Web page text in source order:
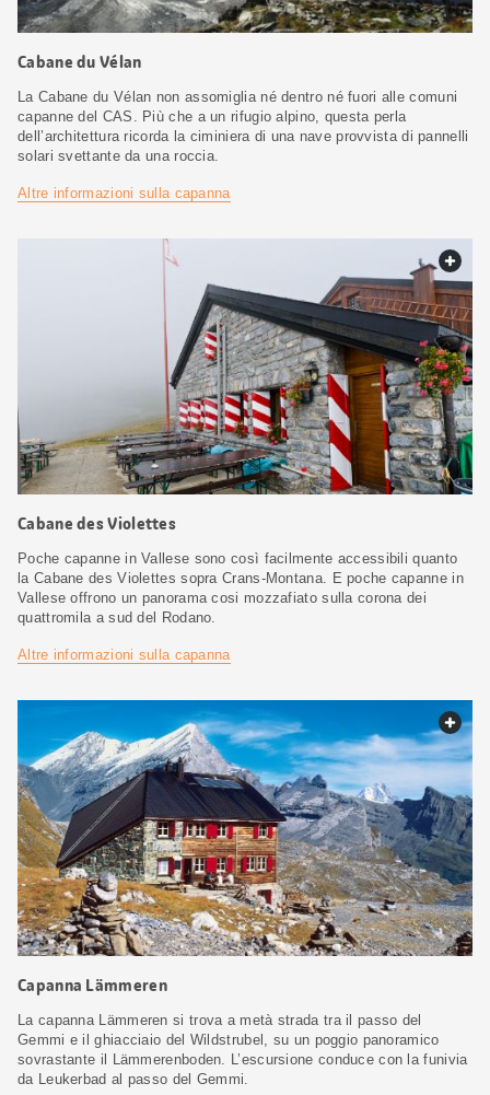
Cabane du Vélan
La Cabane du Vélan non assomiglia né dentro né fuori alle comuni
capanne del CAS. Più che a un rifugio alpino, questa perla
dell’architettura ricorda la ciminiera di una nave provvista di pannelli
solari svettante da una roccia.
Altre informazioni sulla capanna
Cabane des Violettes
Poche capanne in Vallese sono così facilmente accessibili quanto
la Cabane des Violettes sopra Crans-Montana. E poche capanne in
Vallese offrono un panorama cosi mozzafiato sulla corona dei
quattromila a sud del Rodano.
Altre informazioni sulla capanna
Capanna Lämmeren
La capanna Lämmeren si trova a metà strada tra il passo del
Gemmi e il ghiacciaio del Wildstrubel, su un poggio panoramico
sovrastante il Lämmerenboden. L’escursione conduce con la funivia
da Leukerbad al passo del Gemmi.